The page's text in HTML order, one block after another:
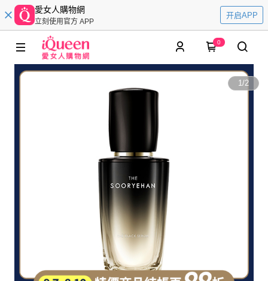
愛女人購物網
立刻使用官方 APP
开启APP
0
1/2